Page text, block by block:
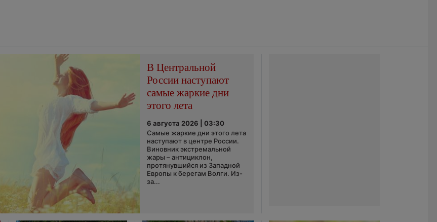
В Центральной
России наступают
самые жаркие дни
этого лета
6 августа 2026 | 03:30
Самые жаркие дни этого лета
наступают в центре России.
Виновник экстремальной
жары – антициклон,
протянувшийся из Западной
Европы к берегам Волги. Из-
за...